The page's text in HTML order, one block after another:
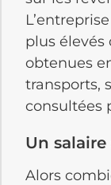
plus
obtenues
transports,
consultées
Un
Alors